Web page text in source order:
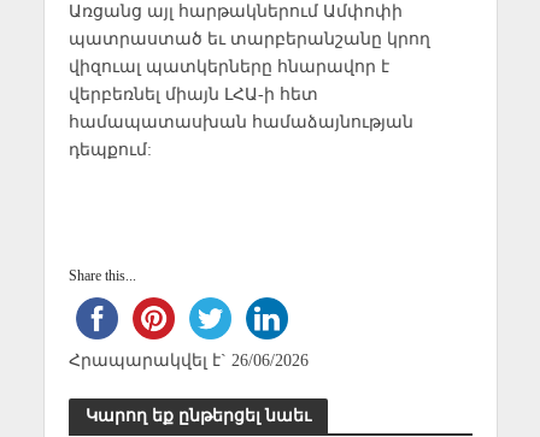
Առցանց այլ հարթակներում Ամփոփի
պատրաստած եւ տարբերանշանը կրող
վիզուալ պատկերները հնարավոր է
վերբեռնել միայն ԼՀԱ-ի հետ
համապատասխան համաձայնության
դեպքում:
Share this...
Հրապարակվել է` 26/06/2026
Կարող եք ընթերցել նաեւ